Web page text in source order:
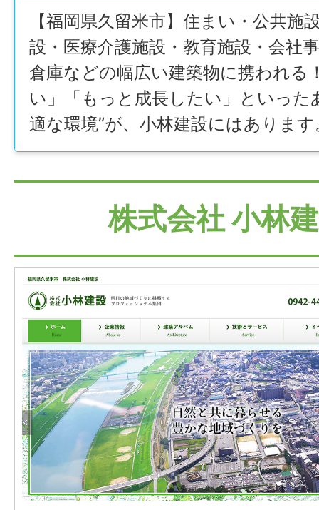
【福岡県久留米市】住まい・公共施
設・医療介護施設・教育施設・会社
倉庫などの幅広い建築物に携われる
い」「もっと成長したい」といった
適な環境”が、小林建設にはあります
株式会社 小林